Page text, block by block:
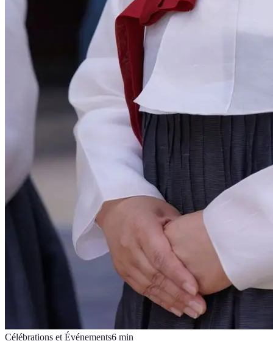
Célébrations et Événements6 min